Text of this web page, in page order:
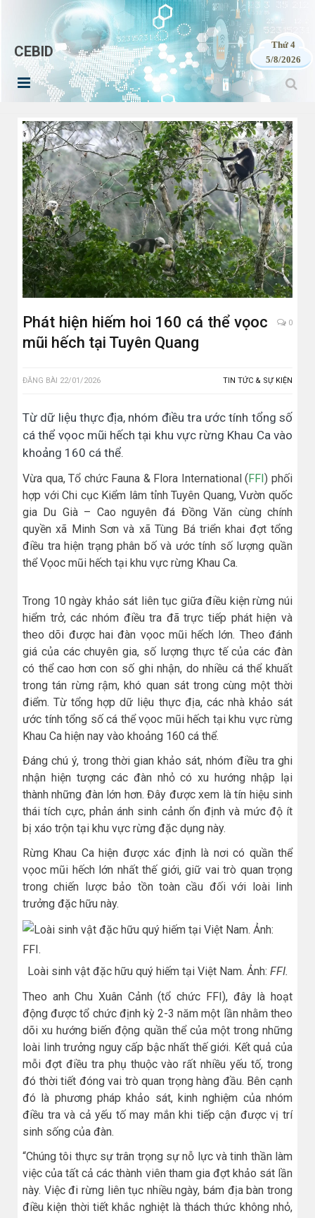
CEBID
Thứ 4
5/8/2026
Phát hiện hiếm hoi 160 cá thể vọoc
mũi hếch tại Tuyên Quang
0
ĐĂNG BÀI 22/01/2026 TIN TỨC & SỰ KIỆN
Từ dữ liệu thực địa, nhóm điều tra ước tính tổng số
cá thể vọoc mũi hếch tại khu vực rừng Khau Ca vào
khoảng 160 cá thể.
Vừa qua, Tổ chức Fauna & Flora International (FFI) phối
hợp với Chi cục Kiểm lâm tỉnh Tuyên Quang, Vườn quốc
gia Du Già – Cao nguyên đá Đồng Văn cùng chính
quyền xã Minh Sơn và xã Tùng Bá triển khai đợt tổng
điều tra hiện trạng phân bố và ước tính số lượng quần
thể Vọoc mũi hếch tại khu vực rừng Khau Ca.
Trong 10 ngày khảo sát liên tục giữa điều kiện rừng núi
hiểm trở, các nhóm điều tra đã trực tiếp phát hiện và
theo dõi được hai đàn vọoc mũi hếch lớn. Theo đánh
giá của các chuyên gia, số lượng thực tế của các đàn
có thể cao hơn con số ghi nhận, do nhiều cá thể khuất
trong tán rừng rậm, khó quan sát trong cùng một thời
điểm. Từ tổng hợp dữ liệu thực địa, các nhà khảo sát
ước tính tổng số cá thể vọoc mũi hếch tại khu vực rừng
Khau Ca hiện nay vào khoảng 160 cá thể.
Đáng chú ý, trong thời gian khảo sát, nhóm điều tra ghi
nhận hiện tượng các đàn nhỏ có xu hướng nhập lại
thành những đàn lớn hơn. Đây được xem là tín hiệu sinh
thái tích cực, phản ánh sinh cảnh ổn định và mức độ ít
bị xáo trộn tại khu vực rừng đặc dụng này.
Rừng Khau Ca hiện được xác định là nơi có quần thể
vọoc mũi hếch lớn nhất thế giới, giữ vai trò quan trọng
trong chiến lược bảo tồn toàn cầu đối với loài linh
trưởng đặc hữu này.
Loài sinh vật đặc hữu quý hiếm tại Việt Nam. Ảnh: FFI.
Theo anh Chu Xuân Cảnh (tổ chức FFI), đây là hoạt
động được tổ chức định kỳ 2-3 năm một lần nhằm theo
dõi xu hướng biến động quần thể của một trong những
loài linh trưởng nguy cấp bậc nhất thế giới. Kết quả của
mỗi đợt điều tra phụ thuộc vào rất nhiều yếu tố, trong
đó thời tiết đóng vai trò quan trọng hàng đầu. Bên cạnh
đó là phương pháp khảo sát, kinh nghiệm của nhóm
điều tra và cả yếu tố may mắn khi tiếp cận được vị trí
sinh sống của đàn.
“Chúng tôi thực sự trân trọng sự nỗ lực và tinh thần làm
việc của tất cả các thành viên tham gia đợt khảo sát lần
này. Việc đi rừng liên tục nhiều ngày, bám địa bàn trong
điều kiện thời tiết khắc nghiệt là thách thức không nhỏ,